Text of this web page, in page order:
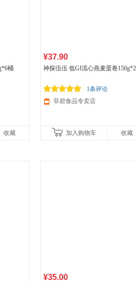
桶
收藏
¥37.90
神探伍伍 低GI流心燕麦蛋卷
1条评论
菲碧食品专卖店
加入购物车 收藏
¥35.00